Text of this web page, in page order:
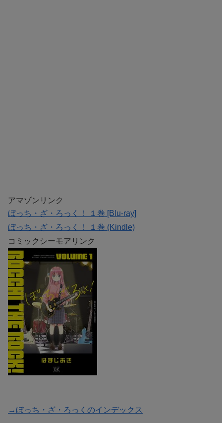
アマゾンリンク
ぼっち・ざ・ろっく！ １巻 [Blu-ray]
ぼっち・ざ・ろっく！ １巻 (Kindle)
コミックシーモアリンク
→ぼっち・ざ・ろっくのインデックス